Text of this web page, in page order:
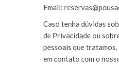
Email:
Caso tenha dúvidas
de Privacidade ou
pessoais que
em contato com o